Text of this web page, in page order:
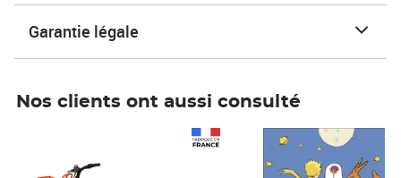
Garantie légale
Nos clients ont aussi consulté
Prix 7,50€